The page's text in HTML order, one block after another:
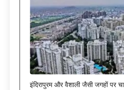
इंदिरापुरम और वैशाली जैसी जगहों पर